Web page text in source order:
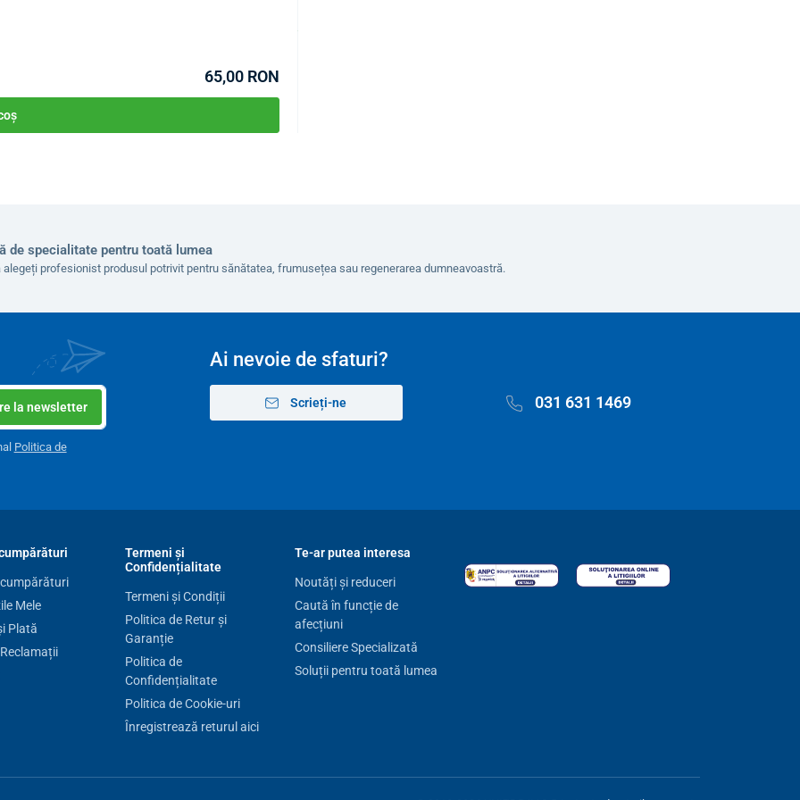
- vă avertizăm că provoacădependență
1,8 kg
18W
da
65,00 RON
de specialitate pentru toată lumea
alegeți profesionist produsul potrivit pentru sănătatea, frumusețea sau regenerarea dumneavoastră.
Ai nevoie de sfaturi?
Scrieți-ne 031 631 1469
la newsletter
Politica de
Mele
Plată
Termeni și
Confidențialitate
Termeni și Condiții
Politica de Retur și
Garanție
Politica de
Confidențialitate
Politica de Cookie-uri
Înregistrează returul aici
Te-ar putea interesa
Noutăți și reduceri
Caută în funcție de
afecțiuni
Consiliere Specializată
Soluții pentru toată lumea